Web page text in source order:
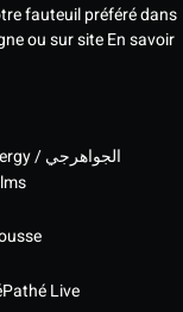
fauteuil préféré dans
ou sur siteEn savoir
El Gawahergy / الجواهرجي
Pathé Live